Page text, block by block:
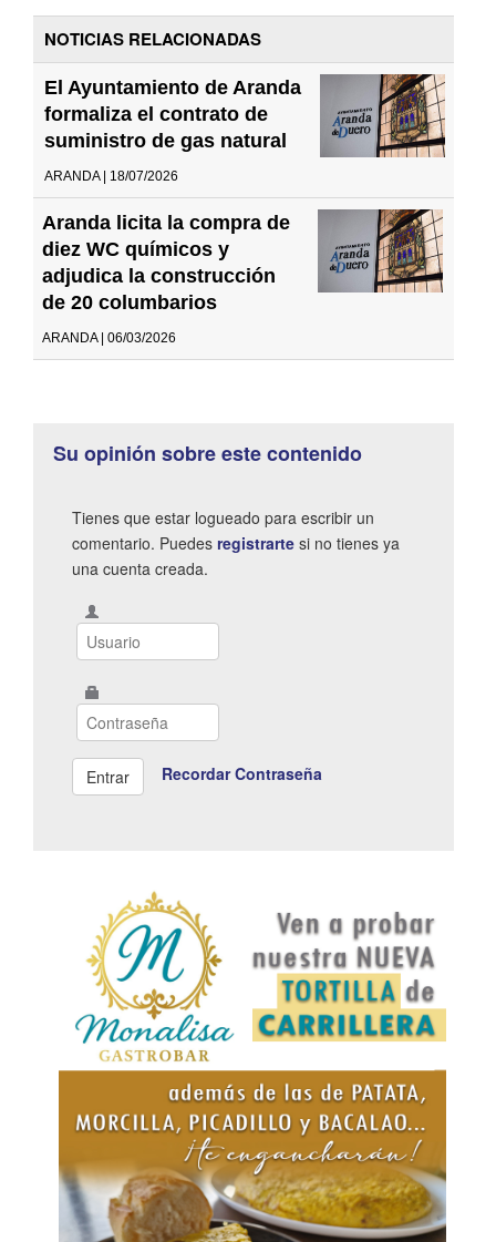
NOTICIAS RELACIONADAS
El Ayuntamiento de Aranda
formaliza el contrato de
suministro de gas natural
ARANDA | 18/07/2026
Aranda licita la compra de
diez WC químicos y
adjudica la construcción
de 20 columbarios
ARANDA | 06/03/2026
Su opinión sobre este contenido
Tienes que estar logueado para escribir un
comentario. Puedes registrarte si no tienes ya
una cuenta creada.
Recordar Contraseña